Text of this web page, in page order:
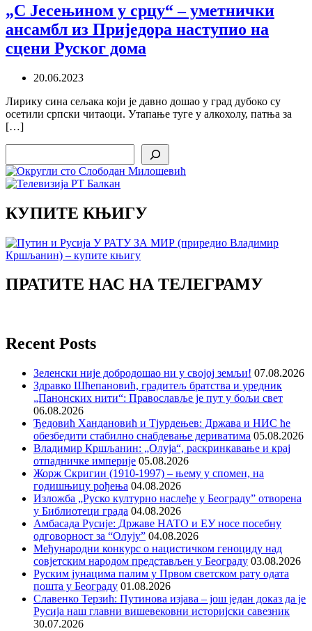
„С Јесењином у срцу“ – уметнички
ансамбл из Приједора наступио на
сцени Руског дома
20.06.2023
Лирику сина сељака који је давно дошао у град дубоко су
осетили српски читаоци. Утапање туге у алкохолу, патња за
[…]
КУПИТЕ КЊИГУ
ПРАТИТЕ НАС НА ТЕЛЕГРАМУ
Recent Posts
Зеленски није добродошао ни у својој земљи! 07.08.2026
Здравко Шћепановић, градитељ братства и уредник
„Панонских нити“: Православље је пут у бољи свет
06.08.2026
Ђедовић Хандановић и Тјурдењев: Држава и НИС ће
обезбедити стабилно снабдевање дериватима 05.08.2026
Владимир Кршљанин: „Олуја“, раскринкавање и крај
отпадничке империје 05.08.2026
Жорж Скригин (1910-1997) – њему у спомен, на
годишњицу рођења 04.08.2026
Изложба „Руско културно наслеђе у Београду” отворена
у Библиотеци града 04.08.2026
Амбасада Русије: Државе НАТО и ЕУ носе посебну
одговорност за “Олују” 04.08.2026
Међународни конкурс о нацистичком геноциду над
совјетским народом представљен у Београду 03.08.2026
Руским јунацима палим у Првом светском рату одата
пошта у Београду 01.08.2026
Славенко Терзић: Путинова изјава – још један доказ да је
Русија наш главни вишевековни историјски савезник
30.07.2026